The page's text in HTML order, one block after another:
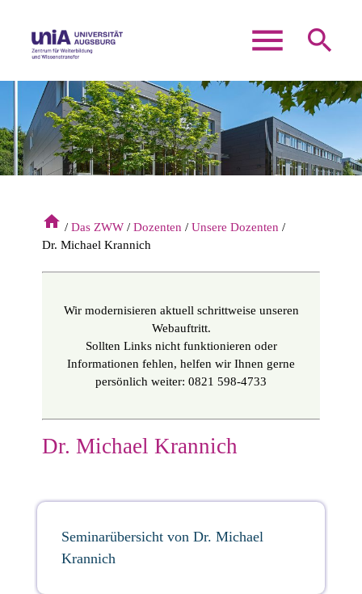
menu search
Suchbegriffe SUCHEN
home Das ZWW Dozenten
Unsere Dozenten
Dr. Michael Krannich
Wir modernisieren aktuell schrittweise unseren
Webauftritt.
Sollten Links nicht funktionieren oder
Informationen fehlen, helfen wir Ihnen gerne
persönlich weiter: 0821 598-4733
Dr. Michael Krannich
Seminarübersicht von Dr. Michael
Krannich